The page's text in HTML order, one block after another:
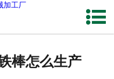
棒怎么生产